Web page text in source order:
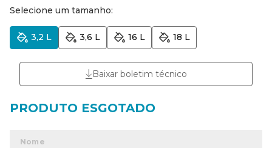
Selecione um tamanho:
3,2 L 3,6 L 16 L 18 L
Baixar boletim técnico